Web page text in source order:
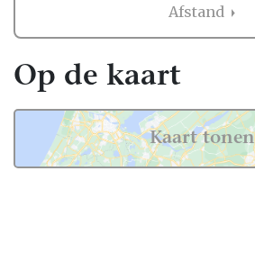
Afstand
Op de kaart
Kaart tonen